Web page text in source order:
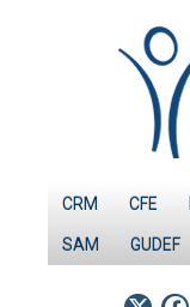
CRM CFE
SAM GUDEF